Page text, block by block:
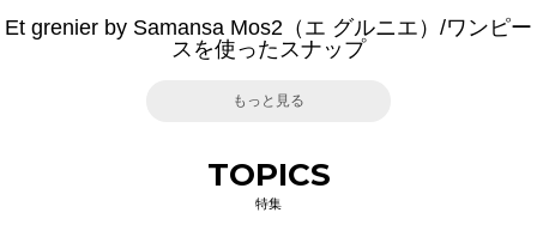
Et grenier by Samansa Mos2（エ グルニエ）/ワンピー
スを使ったスナップ
もっと見る
TOPICS
特集